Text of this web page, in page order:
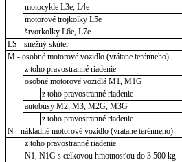
motocykle L3e, L4e
motorové trojkolky L5e
štvorkolky L6e, L7e
LS - snežný skúter
M - osobné motorové vozidlo (vrátane terénneho)
z toho pravostranné riadenie
osobné motorové vozidlá M1, M1G
z toho pravostranné riadenie
autobusy M2, M3, M2G, M3G
z toho pravostranné riadenie
N - nákladné motorové vozidlo (vrátane terénneho)
z toho pravostranné riadenie
N1, N1G s celkovou hmotnosťou do 3 500 kg